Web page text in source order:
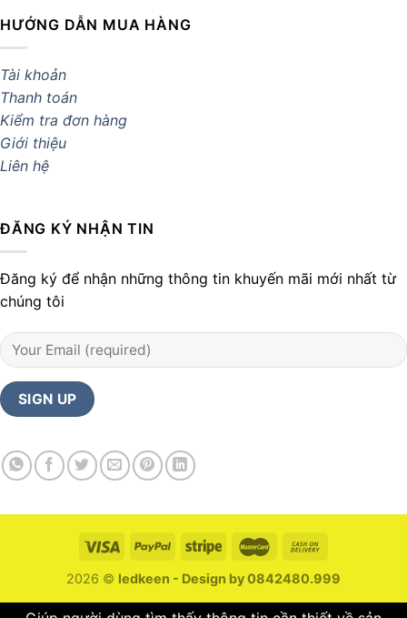
HƯỚNG DẪN MUA HÀNG
Tài khoản
Thanh toán
Kiểm tra đơn hàng
Giới thiệu
Liên hệ
ĐĂNG KÝ NHẬN TIN
Đăng ký để nhận những thông tin khuyến mãi mới nhất từ
chúng tôi
2026 © ledkeen - Design by 0842480.999